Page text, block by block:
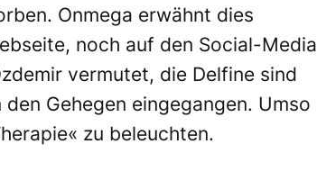
Onmega erwähnt dies
noch auf den Social-Media
vermutet, die Delfine sind
Gehegen eingegangen. Umso
zu beleuchten.